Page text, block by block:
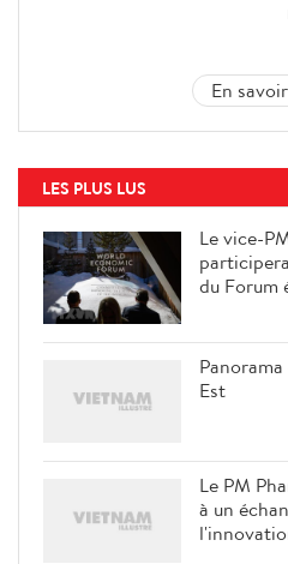
En
LES PLUS LUS
Le vice-
du Forum
Est
Le PM
à un